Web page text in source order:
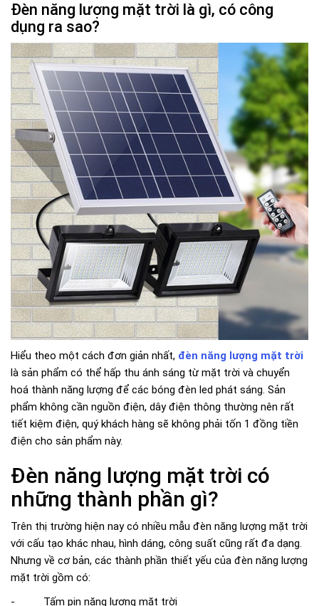
Đèn năng lượng mặt trời là gì, có công
dụng ra sao?
Hiểu theo một cách đơn giản nhất, đèn năng lượng mặt trời
là sản phẩm có thể hấp thu ánh sáng từ mặt trời và chuyển
hoá thành năng lượng để các bóng đèn led phát sáng. Sản
phẩm không cần nguồn điện, dây điện thông thường nên rất
tiết kiệm điện, quý khách hàng sẽ không phải tốn 1 đồng tiền
điện cho sản phẩm này.
Đèn năng lượng mặt trời có
những thành phần gì?
Trên thị trường hiện nay có nhiều mẫu đèn năng lượng mặt trời
với cấu tạo khác nhau, hình dáng, công suất cũng rất đa dạng.
Nhưng về cơ bản, các thành phần thiết yếu của đèn năng lượng
mặt trời gồm có:
- Tấm pin năng lượng mặt trời